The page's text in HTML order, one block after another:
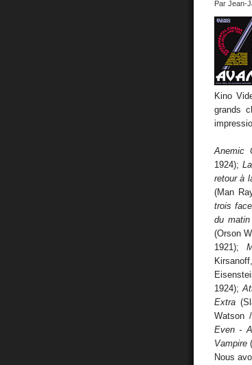
Par Jean-
Kino
grands
Anemic
1924);
retour à
(Man
trois
du matin
(Orson
1921);
1924);
Extra
Watson
Even -
Vampire
Nous